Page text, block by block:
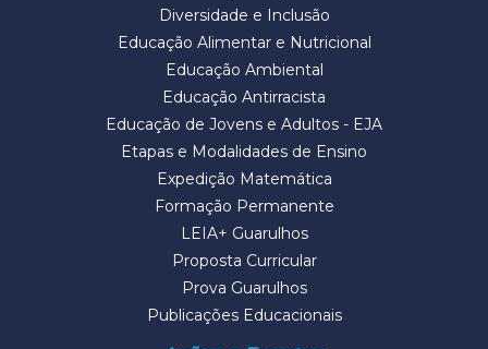
Diversidade e Inclusão
Educação Alimentar e Nutricional
Educação Ambiental
Educação Antirracista
Educação de Jovens e Adultos - EJA
Etapas e Modalidades de Ensino
Expedição Matemática
Formação Permanente
LEIA+ Guarulhos
Proposta Curricular
Prova Guarulhos
Publicações Educacionais